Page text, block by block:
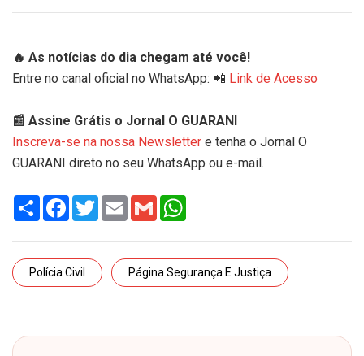
🔥 As notícias do dia chegam até você!
Entre no canal oficial no WhatsApp: 📲 Link de Acesso
📰 Assine Grátis o Jornal O GUARANI
Inscreva-se na nossa Newsletter e tenha o Jornal O
GUARANI direto no seu WhatsApp ou e-mail.
Share Facebook
TwitterEmail Gmail
Polícia Civil Página Segurança E Justiça